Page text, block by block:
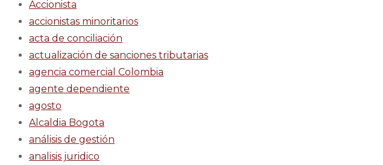
Accionista
accionistas minoritarios
acta de conciliación
actualización de sanciones tributarias
agencia comercial Colombia
agente dependiente
agosto
Alcaldia Bogota
análisis de gestión
analisis juridico